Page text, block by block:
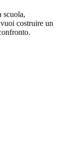
scuola,
costruire un